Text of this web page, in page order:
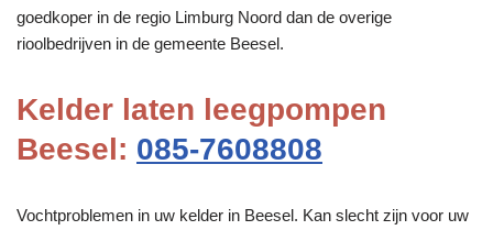
goedkoper in de regio Limburg Noord dan de overige
rioolbedrijven in de gemeente Beesel.
Kelder laten leegpompen
Beesel: 085-7608808
Vochtproblemen in uw kelder in Beesel. Kan slecht zijn voor uw